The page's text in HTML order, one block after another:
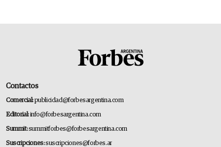
Contactos
Comercial:publicidad@forbesargentina.com
Editorial:info@forbesargentina.com
Summit:summitforbes@forbesargentina.com
Suscripciones:suscripciones@forbes.ar